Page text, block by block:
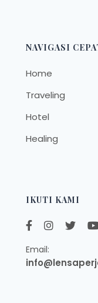
NAVIGASI
Home
Traveling
Hotel
Healing
IKUTI KAMI
Email: